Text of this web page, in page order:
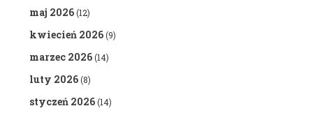
maj 2026(12)
kwiecień 2026(9)
marzec 2026(14)
luty 2026(8)
styczeń 2026(14)